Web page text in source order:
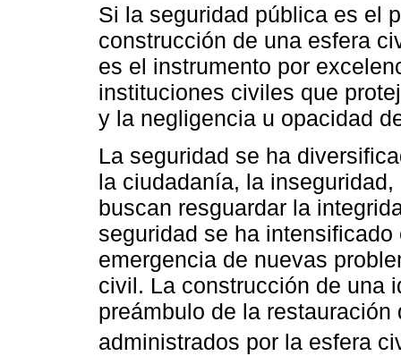
Si la seguridad pública es el
construcción de una esfera
es el instrumento por
instituciones civiles que
y la negligencia u opacidad
La seguridad se ha
la ciudadanía, la
buscan resguardar la
seguridad se ha
emergencia de nuevas
civil. La construcción de una
preámbulo de la
administrados por la esfera